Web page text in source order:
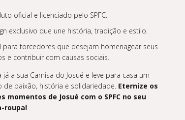
oficial e licenciado pelo SPFC.
exclusivo que une história, tradição e estilo.
para torcedores que desejam homenagear seus
e contribuir com causas sociais.
já a sua Camisa do Josué e leve para casa um
de paixão, história e solidariedade. Eternize os
momentos de Josué com o SPFC no seu
roupa!